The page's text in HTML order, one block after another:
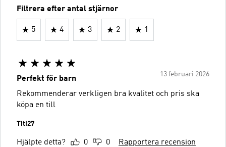
Filtrera efter antal stjärnor
5 4 3 2 1
13 februari 2026
Perfekt för barn
Rekommenderar verkligen bra kvalitet och pris ska
köpa en till
Titi27
Hjälpte detta? 0 0 Rapportera recension